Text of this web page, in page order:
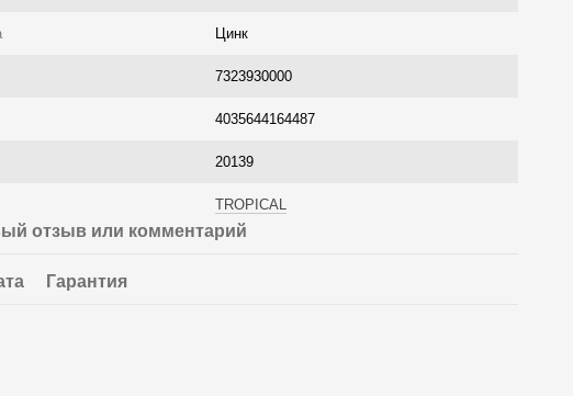
Цинк
7323930000
4035644164487
20139
TROPICAL
отзыв или комментарий
Гарантия